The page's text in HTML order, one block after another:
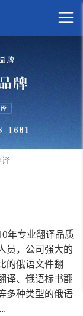

年专业翻译品质
员，公司强大的
的俄语文件翻
译、俄语标书翻
多种类型的俄语